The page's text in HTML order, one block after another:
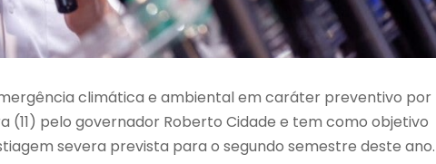
climática e ambiental em caráter preventivo por
(11) pelo governador Roberto Cidade e tem como objetivo
severa prevista para o segundo semestre deste ano.